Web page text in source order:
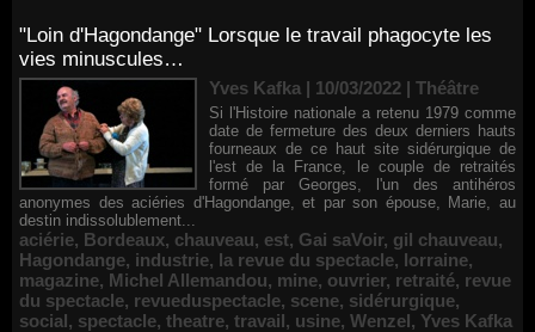
"Loin d'Hagondange" Lorsque le travail phagocyte les
vies minuscules…
Yves Kafka | 10/03/2022 | Théâtre
Si l'Histoire nationale a retenu 1979 comme
date de fermeture des deux derniers hauts
fourneaux de ce haut site sidérurgique de
l'est de la France, le couple de retraités
formé par Georges, l'un des antihéros
anonymes des aciéries d'Hagondange, et par son épouse, Marie, au
destin indissolublement...
aciérie, Bordeaux, chauveau, est, Gai saVoir, gil chauveau,
Hagondange, industrie, la revue du spectacle, lorraine,
magazine, Michel Allemandou, mine, ouvrier, retraité, revue
du spectacle, revueduspectacle, scene, sidérurgique,
social, spectacle, theatre, travail, usine, Wenzel, Yves Kafka